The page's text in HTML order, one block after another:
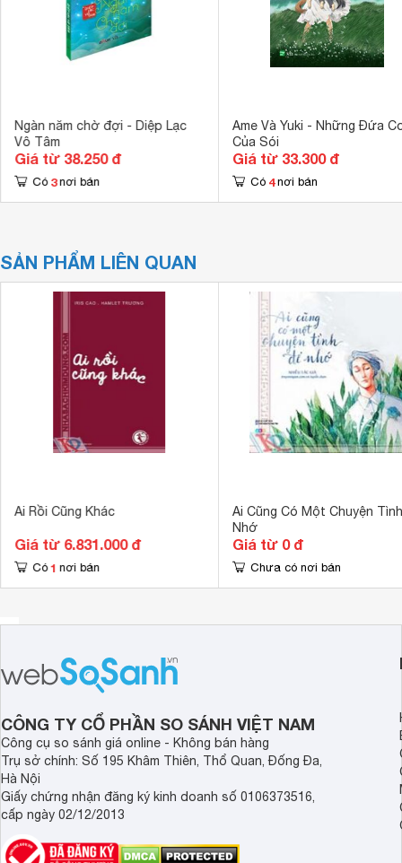
Ngàn năm chờ đợi - Diệp Lạc
Vô Tâm
Giá từ 38.250 đ
Có 3 nơi bán
Ame Và Yuki - Những Đứa
Của Sói
Giá từ 33.300 đ
Có 4 nơi bán
SẢN PHẨM LIÊN QUAN
Ai Rồi Cũng Khác
Giá từ 6.831.000 đ
Có 1 nơi bán
Ai Cũng Có Một Chuyện
Nhớ
Giá từ 0 đ
Chưa có nơi bán
CÔNG TY CỔ PHẦN SO SÁNH VIỆT NAM
Công cụ so sánh giá online - Không bán hàng
Trụ sở chính: Số 195 Khâm Thiên, Thổ Quan, Đống Đa,
Hà Nội
Giấy chứng nhận đăng ký kinh doanh số 0106373516,
cấp ngày 02/12/2013